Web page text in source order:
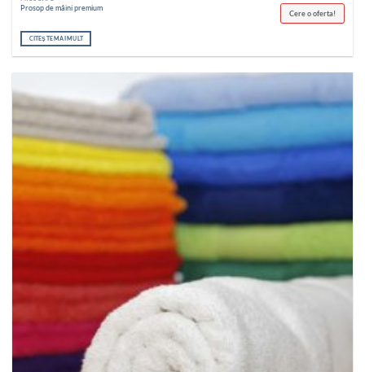
Prosop de mâini premium
Cere o oferta!
CITEȘTE MAI MULT